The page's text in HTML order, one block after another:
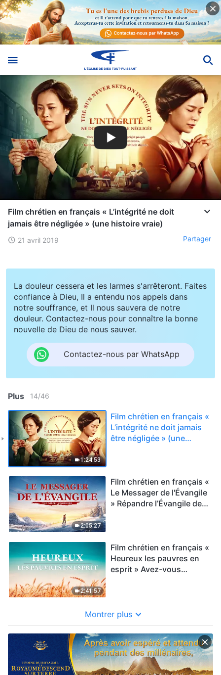
Film chrétien en français « L’intégrité ne doit
jamais être négligée » (une histoire vraie)
21 avril 2019 Partager
La douleur cessera et les larmes s'arrêteront. Faites
confiance à Dieu, Il a entendu nos appels dans
notre souffrance, et Il nous sauvera de notre
douleur. Contactez-nous pour connaître la bonne
nouvelle de Dieu de nous sauver.
Contactez-nous par WhatsApp
Plus 14/46
1:24:53
Film chrétien en français «
L’intégrité ne doit jamais
être négligée » (une
2:05:27
Film chrétien en français «
Le Messager de l'Évangile
» Répandre l’Évangile de
2:41:57
Film chrétien en français «
Heureux les pauvres en
esprit » Avez-vous
Montrer plus